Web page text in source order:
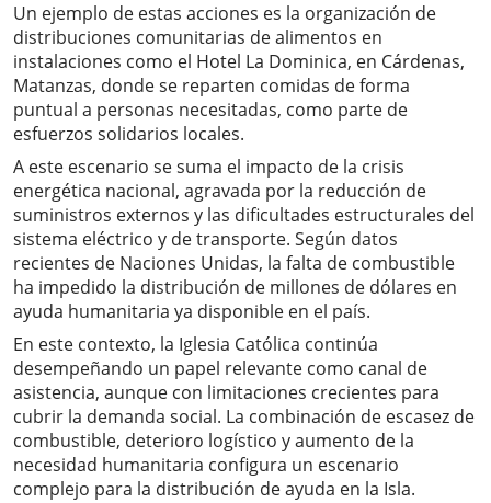
Un ejemplo de estas acciones es la organización de
distribuciones comunitarias de alimentos en
instalaciones como el Hotel La Dominica, en Cárdenas,
Matanzas, donde se reparten comidas de forma
puntual a personas necesitadas, como parte de
esfuerzos solidarios locales.
A este escenario se suma el impacto de la crisis
energética nacional, agravada por la reducción de
suministros externos y las dificultades estructurales del
sistema eléctrico y de transporte. Según datos
recientes de Naciones Unidas, la falta de combustible
ha impedido la distribución de millones de dólares en
ayuda humanitaria ya disponible en el país.
En este contexto, la Iglesia Católica continúa
desempeñando un papel relevante como canal de
asistencia, aunque con limitaciones crecientes para
cubrir la demanda social. La combinación de escasez de
combustible, deterioro logístico y aumento de la
necesidad humanitaria configura un escenario
complejo para la distribución de ayuda en la Isla.